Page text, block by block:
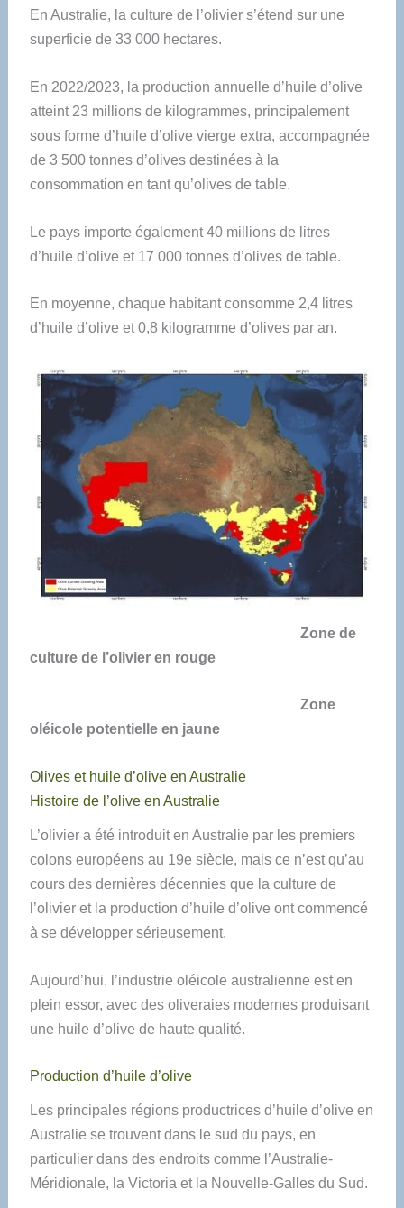
En Australie, la culture de l’olivier s’étend sur une
superficie de 33 000 hectares.
En 2022/2023, la production annuelle d’huile d’olive
atteint 23 millions de kilogrammes, principalement
sous forme d’huile d’olive vierge extra, accompagnée
de 3 500 tonnes d’olives destinées à la
consommation en tant qu’olives de table.
Le pays importe également 40 millions de litres
d’huile d’olive et 17 000 tonnes d’olives de table.
En moyenne, chaque habitant consomme 2,4 litres
d’huile d’olive et 0,8 kilogramme d’olives par an.
Zone de
culture de l’olivier en rouge
Zone
oléicole potentielle en jaune
Olives et huile d’olive en Australie
Histoire de l’olive en Australie
L’olivier a été introduit en Australie par les premiers
colons européens au 19e siècle, mais ce n’est qu’au
cours des dernières décennies que la culture de
l’olivier et la production d’huile d’olive ont commencé
à se développer sérieusement.
Aujourd’hui, l’industrie oléicole australienne est en
plein essor, avec des oliveraies modernes produisant
une huile d’olive de haute qualité.
Production d’huile d’olive
Les principales régions productrices d’huile d’olive en
Australie se trouvent dans le sud du pays, en
particulier dans des endroits comme l’Australie-
Méridionale, la Victoria et la Nouvelle-Galles du Sud.